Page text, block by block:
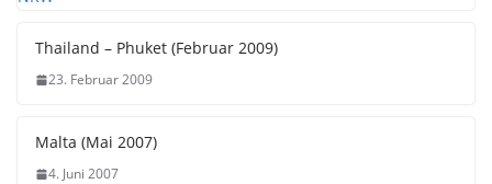
Thailand – Phuket (Februar 2009)
23. Februar 2009
Malta (Mai 2007)
4. Juni 2007